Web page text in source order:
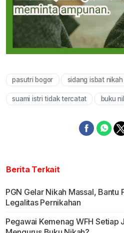
pasutri bogor sidang isbat nikah
suami istri tidak tercatat buku
Berita Terkait
PGN Gelar Nikah Massal, Bantu
Legalitas Pernikahan
Pegawai Kemenag WFH Setiap